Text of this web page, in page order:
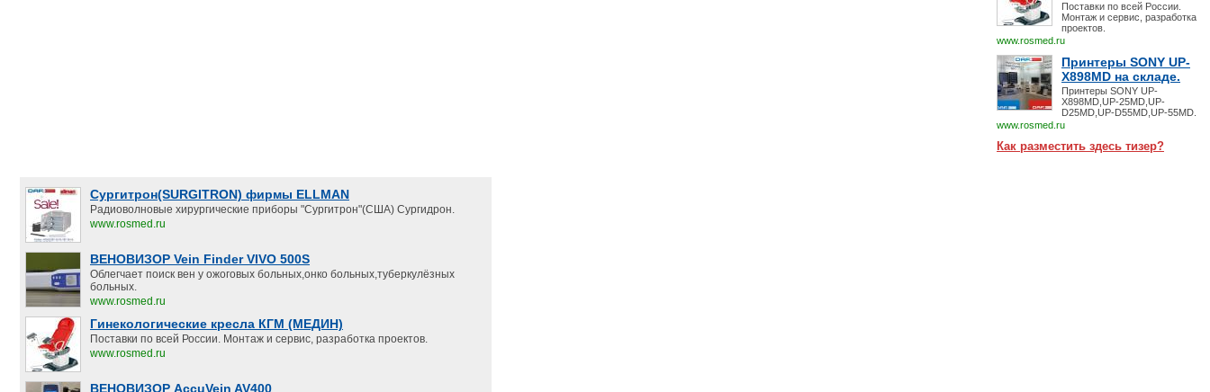
Поставки по всей России.
Монтаж и сервис, разработка
проектов.
www.rosmed.ru
Принтеры SONY UP-
X898MD на складе.
Принтеры SONY UP-
X898MD,UP-25MD,UP-
D25MD,UP-D55MD,UP-55MD.
www.rosmed.ru
Как разместить здесь тизер?
Сургитрон(SURGITRON) фирмы ELLMAN
Радиоволновые хирургические приборы "Сургитрон"(США) Сургидрон.
www.rosmed.ru
ВЕНОВИЗОР Vein Finder VIVO 500S
Облегчает поиск вен у ожоговых больных,онко больных,туберкулёзных
больных.
www.rosmed.ru
Гинекологические кресла КГМ (МЕДИН)
Поставки по всей России. Монтаж и сервис, разработка проектов.
www.rosmed.ru
ВЕНОВИЗОР AccuVein AV400